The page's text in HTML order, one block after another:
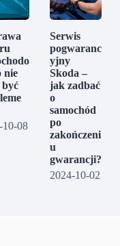
nie
być
10-08
Serwis
pogwaranc
yjny
Skoda –
jak zadbać
o
samochód
po
zakończeni
u
gwarancji?
2024-10-02